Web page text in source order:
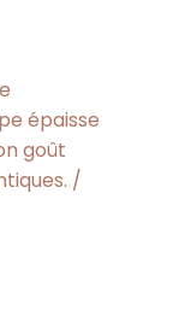
épaisse
goût
/